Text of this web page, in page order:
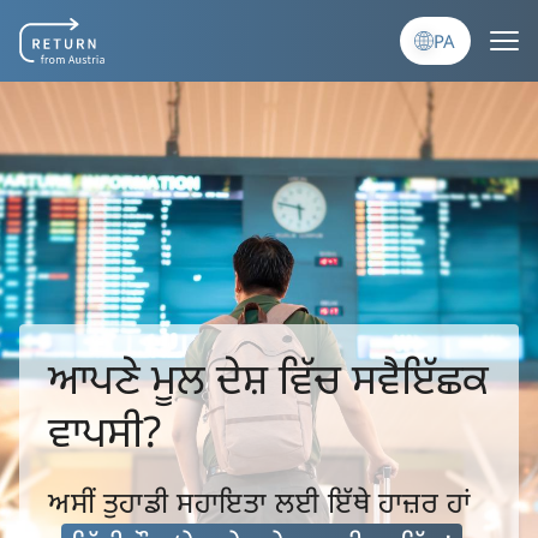
PA
ਆਪਣੇ ਮੂਲ ਦੇਸ਼ ਵਿੱਚ ਸਵੈਇੱਛਕ
ਵਾਪਸੀ?
ਅਸੀਂ ਤੁਹਾਡੀ ਸਹਾਇਤਾ ਲਈ ਇੱਥੇ ਹਾਜ਼ਰ ਹਾਂ